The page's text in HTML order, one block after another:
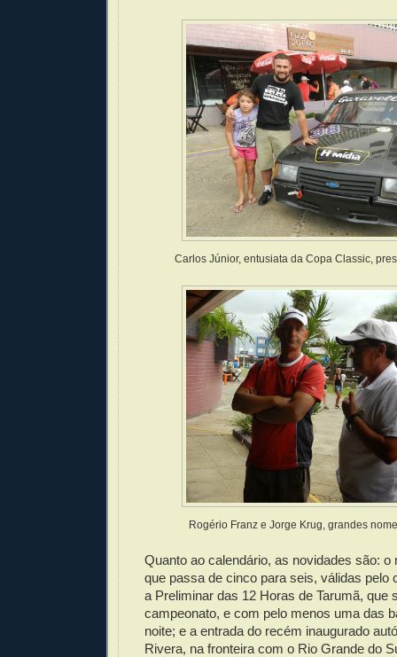
Carlos Júnior, entusiata da Copa Classic,
Rogério Franz e Jorge Krug, grandes
Quanto ao calendário, as novidades são: o
que passa de cinco para seis, válidas pelo
a Preliminar das 12 Horas de Tarumã, que
campeonato, e com pelo menos uma das
noite; e a entrada do recém inaugurado
Rivera, na fronteira com o Rio Grande do